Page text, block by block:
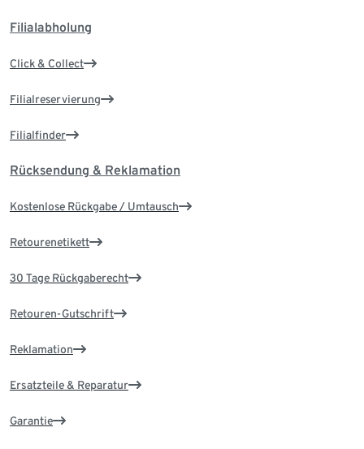
Filialabholung
Click & Collect
Filialreservierung
Filialfinder
Rücksendung & Reklamation
Kostenlose Rückgabe / Umtausch
Retourenetikett
30 Tage Rückgaberecht
Retouren-Gutschrift
Reklamation
Ersatzteile & Reparatur
Garantie